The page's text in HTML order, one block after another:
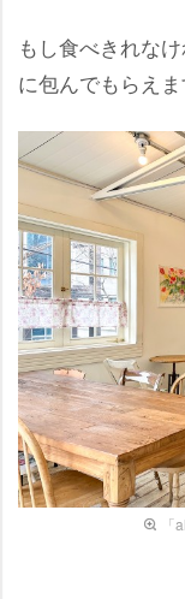
もし食べきれな
に包んでもらえま